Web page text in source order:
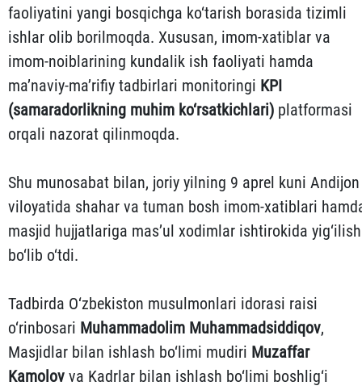
faoliyatini yangi bosqichga ko‘tarish borasida tizimli
ishlar olib borilmoqda. Xususan, imom-xatiblar va
imom-noiblarining kundalik ish faoliyati hamda
ma’naviy-ma’rifiy tadbirlari monitoringi KPI
(samaradorlikning muhim ko‘rsatkichlari) platformasi
orqali nazorat qilinmoqda.
Shu munosabat bilan, joriy yilning 9 aprel kuni Andijon
viloyatida shahar va tuman bosh imom-xatiblari
masjid hujjatlariga mas’ul xodimlar ishtirokida yig‘ilish
bo‘lib o‘tdi.
Tadbirda O‘zbekiston musulmonlari idorasi raisi
o‘rinbosari Muhammadolim Muhammadsiddiqov,
Masjidlar bilan ishlash bo‘limi mudiri Muzaffar
Kamolov va Kadrlar bilan ishlash bo‘limi boshlig‘i